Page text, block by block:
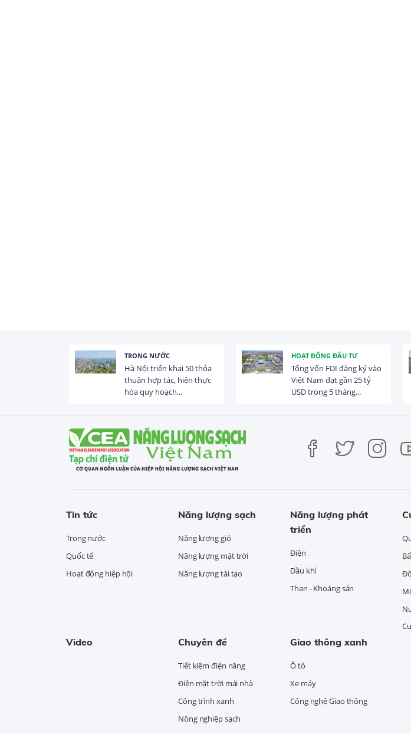
TRONG NƯỚC
Hà Nội triển khai 50 thỏa
thuận hợp tác, hiện thực
hóa quy hoạch...
HOẠT ĐỘNG ĐẦU TƯ
Tổng vốn FDI đăng ký vào
Việt Nam đạt gần 25 tỷ
USD trong 5 tháng...
Tin tức
Trong nước
Quốc tế
Hoạt động hiệp hội
Năng lượng sạch
Năng lượng gió
Năng lượng mặt trời
Năng lượng tái tạo
Năng lượng phát
triển
Điện
Dầu khí
Than - Khoáng sản
Video Chuyên đề
Tiết kiệm điện năng
Điện mặt trời mái nhà
Công trình xanh
Nông nghiệp sạch
Giao thông xanh
Ô tô
Xe máy
Công nghệ Giao thông